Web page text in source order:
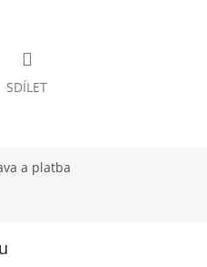
SDÍLET
a platba